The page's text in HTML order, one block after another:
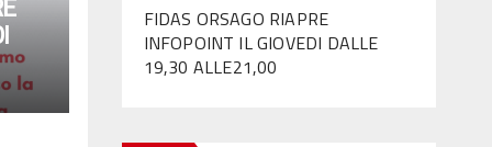
FIDAS ORSAGO RIAPRE
INFOPOINT IL GIOVEDI DALLE
19,30 ALLE21,00